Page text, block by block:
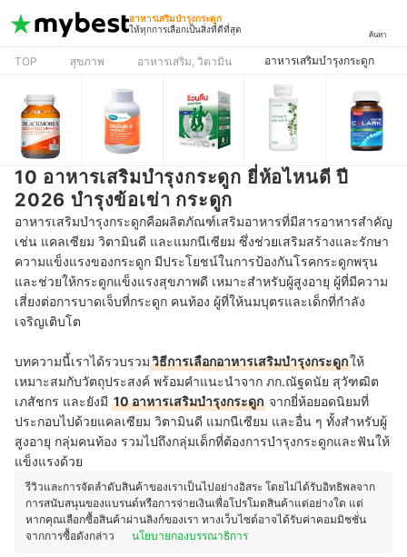
อาหารเสริมบำรุงกระดูก
ให้ทุกการเลือกเป็นสิ่งที่ดีที่สุด
ค้นหา
TOP สุขภาพ อาหารเสริม, วิตามิน อาหารเสริมบำรุงกระดูก
10 อาหารเสริมบำรุงกระดูก ยี่ห้อไหนดี ปี
2026 บำรุงข้อเข่า กระดูก
อาหารเสริมบำรุงกระดูกคือผลิตภัณฑ์เสริมอาหารที่มีสารอาหารสำคัญ
เช่น แคลเซียม วิตามินดี และแมกนีเซียม ซึ่งช่วยเสริมสร้างและรักษา
ความแข็งแรงของกระดูก มีประโยชน์ในการป้องกันโรคกระดูกพรุน
และช่วยให้กระดูกแข็งแรงสุขภาพดี เหมาะสำหรับผู้สูงอายุ ผู้ที่มีความ
เสี่ยงต่อการบาดเจ็บที่กระดูก คนท้อง ผู้ที่ให้นมบุตรและเด็กที่กำลัง
เจริญเติบโต
บทความนี้เราได้รวบรวมวิธีการเลือกอาหารเสริมบำรุงกระดูกให้
เหมาะสมกับวัตถุประสงค์ พร้อมคำแนะนำจาก ภก.ณัฐดนัย สุวัฑฒิต
เภสัชกร และยังมี 10 อาหารเสริมบำรุงกระดูก จากยี่ห้อยอดนิยมที่
ประกอบไปด้วยแคลเซียม วิตามินดี แมกนีเซียม และอื่น ๆ ทั้งสำหรับผู้
สูงอายุ กลุ่มคนท้อง รวมไปถึงกลุ่มเด็กที่ต้องการบำรุงกระดูกและฟันให้
แข็งแรงด้วย
รีวิวและการจัดลำดับสินค้าของเราเป็นไปอย่างอิสระ โดยไม่ได้รับอิทธิพลจาก
การสนับสนุนของแบรนด์หรือการจ่ายเงินเพื่อโปรโมตสินค้าแต่อย่างใด แต่
หากคุณเลือกซื้อสินค้าผ่านลิงก์ของเรา ทางเว็บไซต์อาจได้รับค่าคอมมิชชั่น
จากการซื้อดังกล่าว
นโยบายกองบรรณาธิการ